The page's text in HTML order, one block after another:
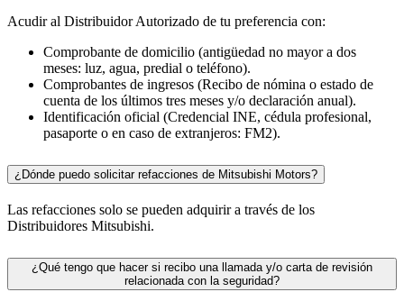
Acudir al Distribuidor Autorizado de tu preferencia con:
Comprobante de domicilio (antigüedad no mayor a dos
meses: luz, agua, predial o teléfono).
Comprobantes de ingresos (Recibo de nómina o estado de
cuenta de los últimos tres meses y/o declaración anual).
Identificación oficial (Credencial INE, cédula profesional,
pasaporte o en caso de extranjeros: FM2).
¿Dónde puedo solicitar refacciones de Mitsubishi Motors?
Las refacciones solo se pueden adquirir a través de los
Distribuidores Mitsubishi.
¿Qué tengo que hacer si recibo una llamada y/o carta de revisión
relacionada con la seguridad?